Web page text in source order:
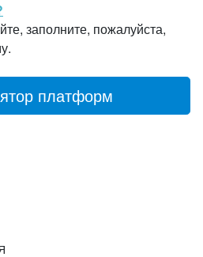
заполните, пожалуйста,
платформ